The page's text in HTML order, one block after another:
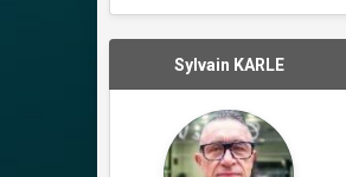
Sylvain KARLE